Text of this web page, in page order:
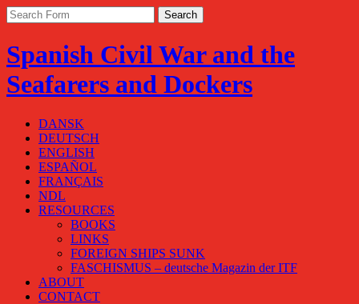
Spanish Civil War and the
Seafarers and Dockers
DANSK
DEUTSCH
ENGLISH
ESPAÑOL
FRANÇAIS
NDL
RESOURCES
BOOKS
LINKS
FOREIGN SHIPS SUNK
FASCHISMUS – deutsche Magazin der ITF
ABOUT
CONTACT